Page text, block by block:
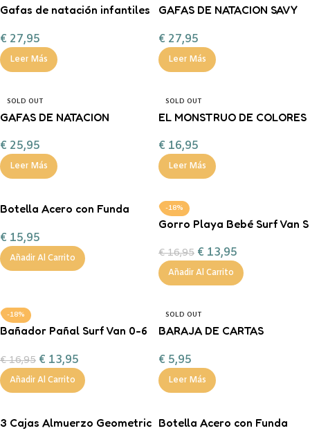
Gafas de natación infantiles
Rainbow Bling2o – Estilo uni
€ 27,95
Leer Más
GAFAS DE NATACION SAVY
€ 27,95
Leer Más
SOLD OUT
GAFAS DE NATACION
RAPTOR BLUE GREY
€ 25,95
Leer Más
SOLD OUT
EL MONSTRUO DE COLORES
€ 16,95
Leer Más
Botella Acero con Funda
Personalizable 350ml
€ 15,95
Añadir Al Carrito
-18%
Gorro Playa Bebé Surf Van S
€16,95 € 13,95
Añadir Al Carrito
-18%
Bañador Pañal Surf Van 0-6
€16,95 € 13,95
Añadir Al Carrito
SOLD OUT
BARAJA DE CARTAS
€ 5,95
Leer Más
3 Cajas Almuerzo Geometric Botella Acero con Funda